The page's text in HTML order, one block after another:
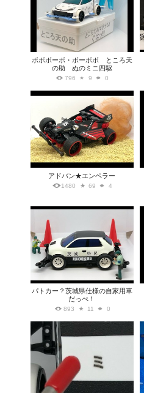
ボボボーボ・ボーボボ ところ天
の助 ぬのミニ四駆
796 9 0
アドバン★エンペラー
1480 69 4
パトカー？茨城県仕様の自家用車
だっぺ！
893 11 0